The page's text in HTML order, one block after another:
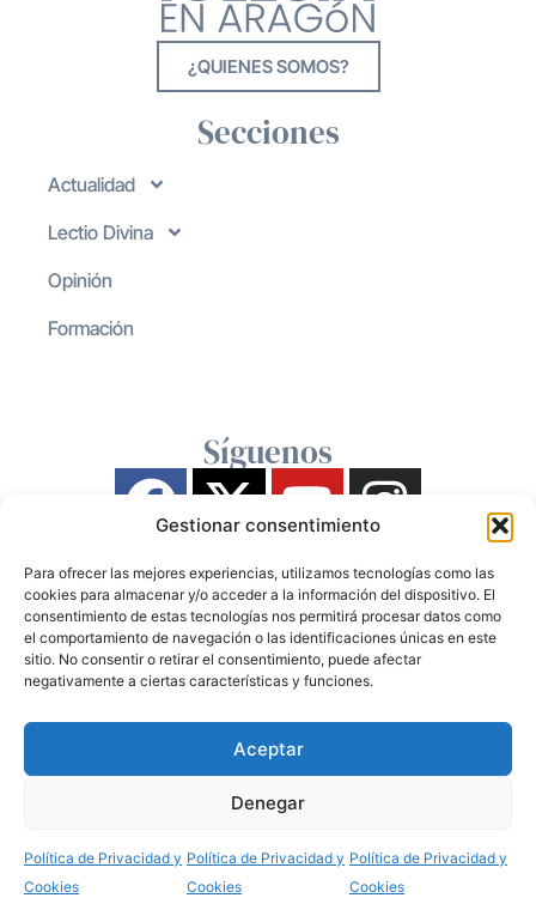
Gestionar consentimiento
Para ofrecer las mejores experiencias, utilizamos tecnologías como las
cookies para almacenar y/o acceder a la información del dispositivo. El
consentimiento de estas tecnologías nos permitirá procesar datos como
el comportamiento de navegación o las identificaciones únicas en este
sitio. No consentir o retirar el consentimiento, puede afectar
negativamente a ciertas características y funciones.
Aceptar
Denegar
Política de Privacidad y
Cookies
Política de Privacidad y
Cookies
Política de Privacidad y
Cookies
¿QUIENES SOMOS?
Secciones
Actualidad
Lectio Divina
Opinión
Formación
Síguenos